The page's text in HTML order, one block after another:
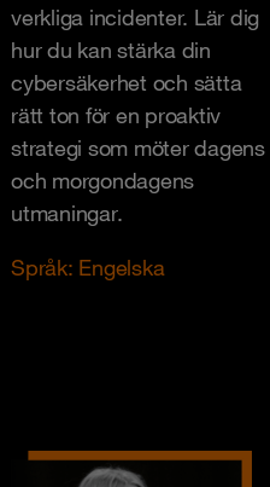
verkliga incidenter. Lär dig
hur du kan stärka din
cybersäkerhet och sätta
rätt ton för en proaktiv
strategi som möter dagens
och morgondagens
utmaningar.
Språk: Engelska